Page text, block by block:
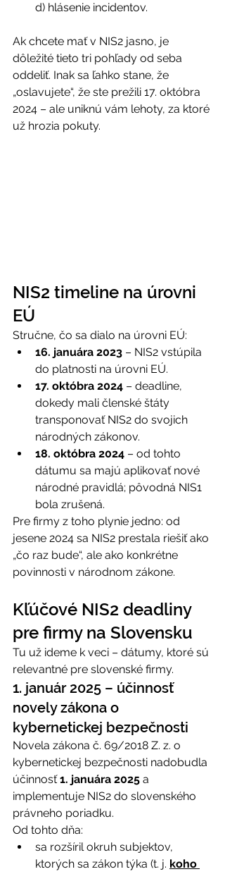
d) hlásenie incidentov.
Ak chcete mať v NIS2 jasno, je
dôležité tieto tri pohľady od seba
oddeliť. Inak sa ľahko stane, že
„oslavujete“, že ste prežili 17. októbra
2024 – ale uniknú vám lehoty, za ktoré
už hrozia pokuty.
NIS2 timeline na úrovni
EÚ
Stručne, čo sa dialo na úrovni EÚ:
16. januára 2023 – NIS2 vstúpila
do platnosti na úrovni EÚ.
17. októbra 2024 – deadline,
dokedy mali členské štáty
transponovať NIS2 do svojich
národných zákonov.
18. októbra 2024 – od tohto
dátumu sa majú aplikovať nové
národné pravidlá; pôvodná NIS1
bola zrušená.
Pre firmy z toho plynie jedno: od
jesene 2024 sa NIS2 prestala riešiť ako
„čo raz bude“, ale ako konkrétne
povinnosti v národnom zákone.
Kľúčové NIS2 deadliny
pre firmy na Slovensku
Tu už ideme k veci – dátumy, ktoré sú
relevantné pre slovenské firmy.
1. január 2025 – účinnosť
novely zákona o
kybernetickej bezpečnosti
Novela zákona č. 69/2018 Z. z. o
kybernetickej bezpečnosti nadobudla
účinnosť 1. januára 2025 a
implementuje NIS2 do slovenského
právneho poriadku.
Od tohto dňa:
sa rozšíril okruh subjektov,
ktorých sa zákon týka (t. j. koho